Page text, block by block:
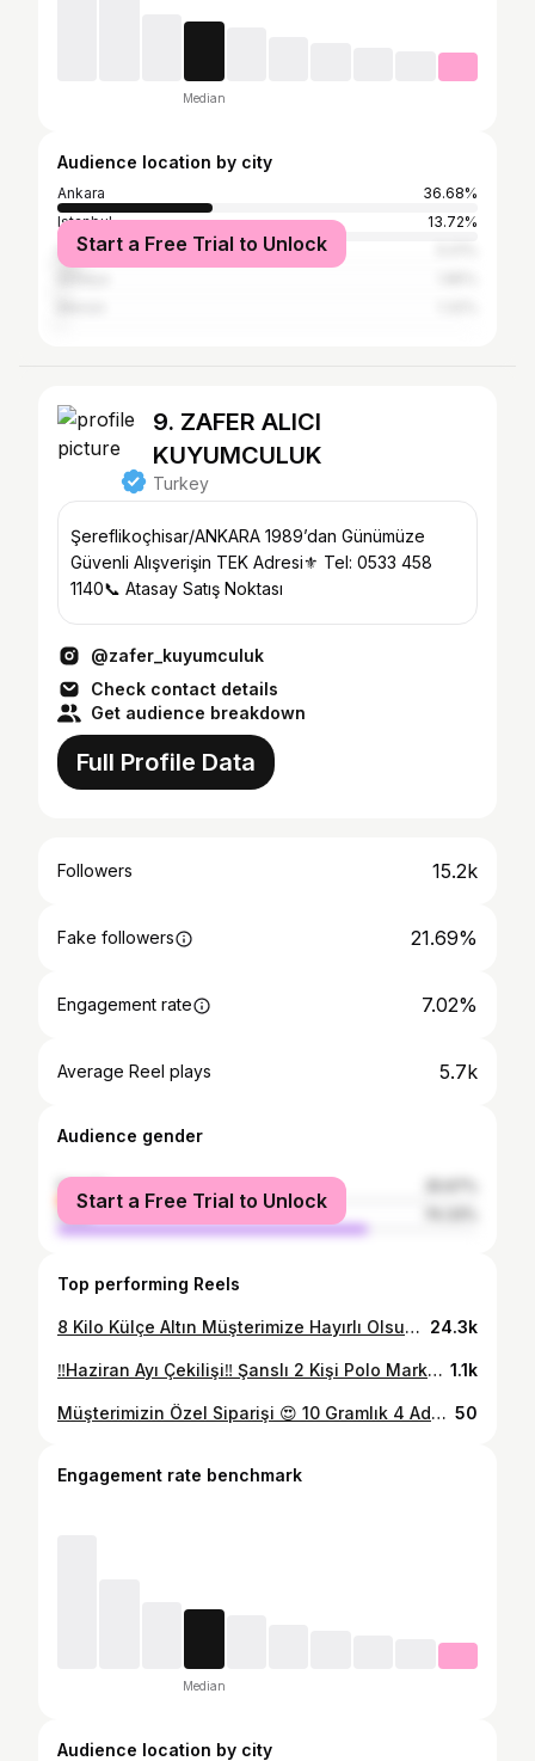
Median
Audience location by city
Ankara
36.68%
Istanbul
13.72%
İzmirStart a Free Trial to Unlock
9. ZAFER ALICI
KUYUMCULUK
Turkey
Şereflikoçhisar/ANKARA 1989’dan Günümüze
Güvenli Alışverişin TEK Adresi⚜️ Tel: 0533 458
1140📞 Atasay Satış Noktası
@zafer_kuyumculuk
Check contact details
Get audience breakdown
Full Profile Data
Followers 15.2k
Fake followers 21.69%
Engagement rate 7.02%
Average Reel plays 5.7k
Audience gender
female
male
Start a Free Trial to Unlock
Top performing Reels
8 Kilo Külçe Altın Müşterimize Hayırlı Olsun 🙏🏻✨😍 ZAFER ALICI KUYUMCULUK • SENİN TARZIN #zaferkuyumculuk #şereflikoçhisar #ankara #kulu #aksaray 24.3k
‼️Haziran Ayı Çekilişi‼️ Şanslı 2 Kişi Polo Marka Kadın Saat Kazanacak 👍🏻❤️ 5 Haziran Cuma Günü Açıklanacaktır✨ Çekiliş Şartları : 1. Gönderiyi Beğen ✅ 2.Sayfayı Takip Et ✅ 3.Yoruma En Az 1 Arkadaşını Etiketle ✅ Herkese Bol Şans ✨🙏🏻😍 1.1k
Müşterimizin Özel Siparişi 😍 10 Gramlık 4 Adet Bilezik 🌸 ZAFER KUYUMCULUK • SENİN TARZIN #zaferkuyumculuk #şereflikoçhisar #kulu #aksaray #ankara 50
Engagement rate benchmark
Median
Audience location by city